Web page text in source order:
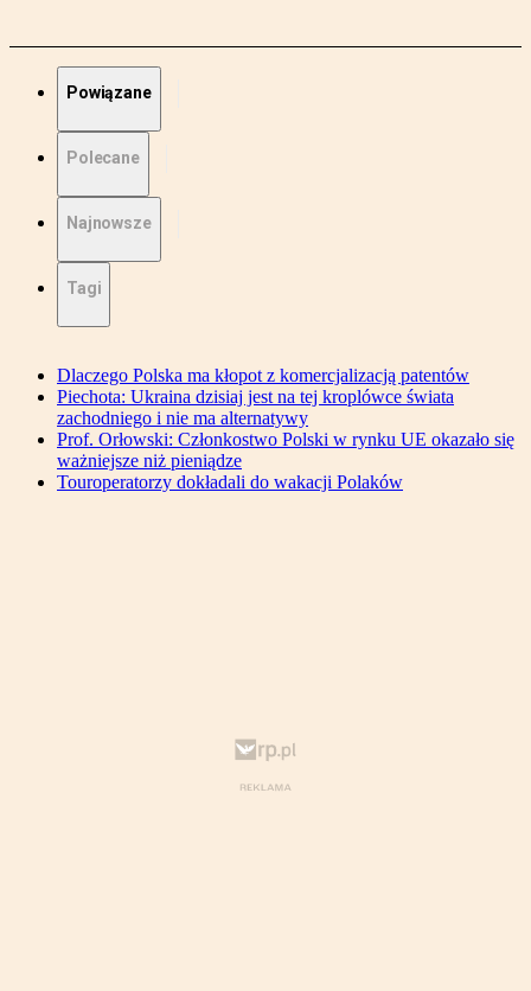
Powiązane
Polecane
Najnowsze
Tagi
Dlaczego Polska ma kłopot z komercjalizacją patentów
Piechota: Ukraina dzisiaj jest na tej kroplówce świata
zachodniego i nie ma alternatywy
Prof. Orłowski: Członkostwo Polski w rynku UE okazało się
ważniejsze niż pieniądze
Touroperatorzy dokładali do wakacji Polaków